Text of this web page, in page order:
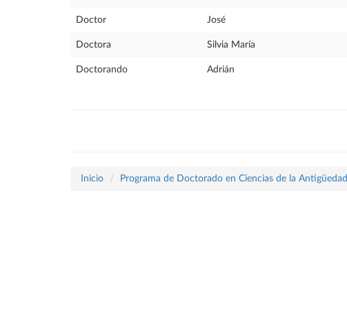
Doctor José
Doctora Silvia María
Doctorando Adrián
Inicio Programa de Doctorado en Ciencias de la Antigüedad